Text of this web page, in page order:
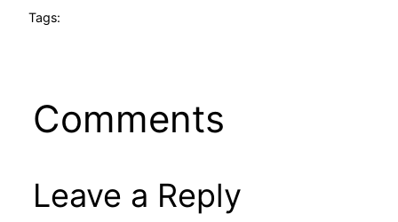
Tags:
Comments
Leave a Reply